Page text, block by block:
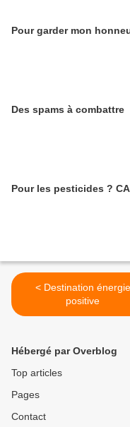
Pour garder mon
Des spams à combattre
Pour
< Destination énergie
positive
Hébergé par Overblog
Top articles
Pages
Contact